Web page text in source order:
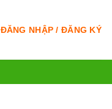
ĐĂNG NHẬP / ĐĂNG KÝ